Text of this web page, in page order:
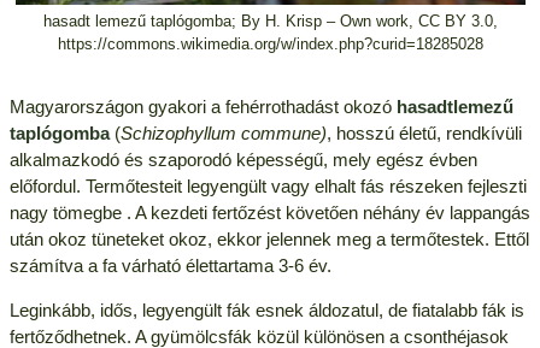
hasadt lemezű taplógomba; By H. Krisp – Own work, CC BY 3.0,
https://commons.wikimedia.org/w/index.php?curid=18285028
Magyarországon gyakori a fehérrothadást okozó hasadtlemezű
taplógomba(Schizophyllum commune), hosszú életű, rendkívüli
alkalmazkodó és szaporodó képességű, mely egész évben
előfordul. Termőtesteit legyengült vagy elhalt fás részeken fejleszti
nagy tömegbe . A kezdeti fertőzést követően néhány év lappangás
után okoz tüneteket okoz, ekkor jelennek meg a termőtestek. Ettől
számítva a fa várható élettartama 3-6 év.
Leginkább, idős, legyengült fák esnek áldozatul, de fiatalabb fák is
fertőződhetnek. A gyümölcsfák közül különösen a csonthéjasok